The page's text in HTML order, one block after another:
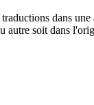
dans
autre soit dans